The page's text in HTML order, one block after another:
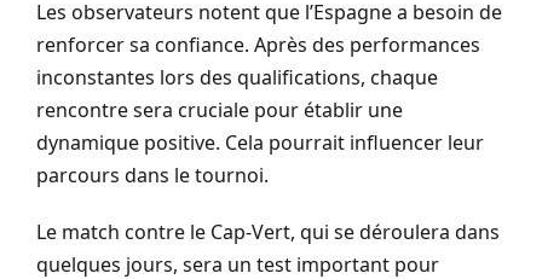
Les observateurs notent que l’Espagne a besoin de
renforcer sa confiance. Après des performances
inconstantes lors des qualifications, chaque
rencontre sera cruciale pour établir une
dynamique positive. Cela pourrait influencer leur
parcours dans le tournoi.
Le match contre le Cap-Vert, qui se déroulera dans
quelques jours, sera un test important pour